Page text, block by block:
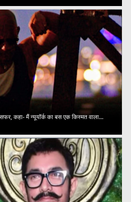
कहा- मैं न्यूयॉर्क का बस एक किस्मत वाला...